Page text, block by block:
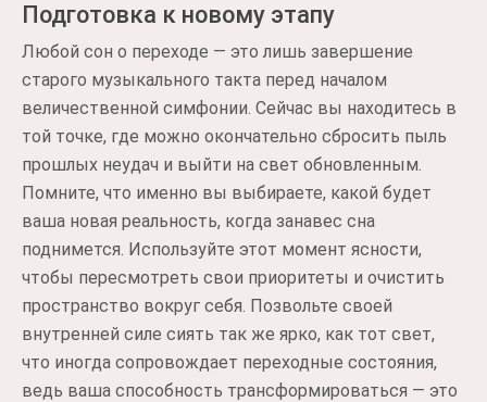
Подготовка к новому этапу
Любой сон о переходе — это лишь завершение
старого музыкального такта перед началом
величественной симфонии. Сейчас вы находитесь в
той точке, где можно окончательно сбросить пыль
прошлых неудач и выйти на свет обновленным.
Помните, что именно вы выбираете, какой будет
ваша новая реальность, когда занавес сна
поднимется. Используйте этот момент ясности,
чтобы пересмотреть свои приоритеты и очистить
пространство вокруг себя. Позвольте своей
внутренней силе сиять так же ярко, как тот свет,
что иногда сопровождает переходные состояния,
ведь ваша способность трансформироваться — это